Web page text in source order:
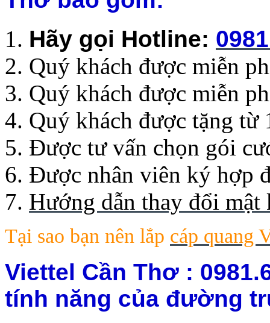
Hãy gọi Hotline:
Quý khách được miễn
Quý khách được miễn
Quý khách được tặng từ
Được tư vấn chọn gói
Được nhân viên ký hợp
Hướng dẫn thay đổi
Tại sao bạn nên lắp cáp quang
Viettel Cần Thơ :
tính năng của đường